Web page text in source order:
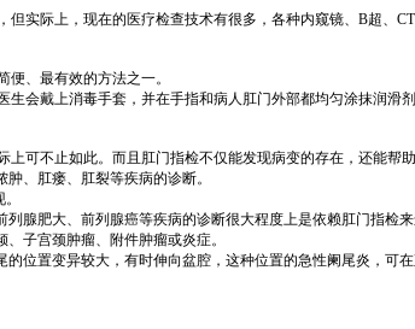
际上，现在的医疗检查技术有很多，各种内窥镜、B超、CT
、最有效的方法之一。
戴上消毒手套，并在手指和病人肛门外部都均匀涂抹润滑
不止如此。而且肛门指检不仅能发现病变的存在，还能帮
、肛瘘、肛裂等疾病的诊断。
肥大、前列腺癌等疾病的诊断很大程度上是依赖肛门指检来
子宫颈肿瘤、附件肿瘤或炎症。
置变异较大，有时伸向盆腔，这种位置的急性阑尾炎，可在